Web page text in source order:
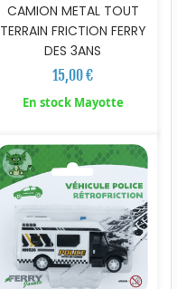
CAMION METAL TOUT
TERRAIN FRICTION FERRY
DES 3ANS
15,00 €
En stock Mayotte